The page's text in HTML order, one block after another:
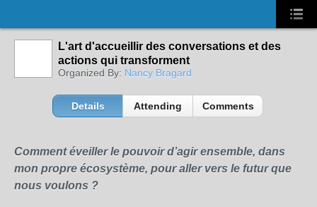
L'art d'accueillir des conversations et des
actions qui transforment
Organized By: Nancy Bragard
Details Attending Comments
Comment éveiller le pouvoir d’agir ensemble, dans
mon propre écosystème, pour aller vers le futur que
nous voulons ?